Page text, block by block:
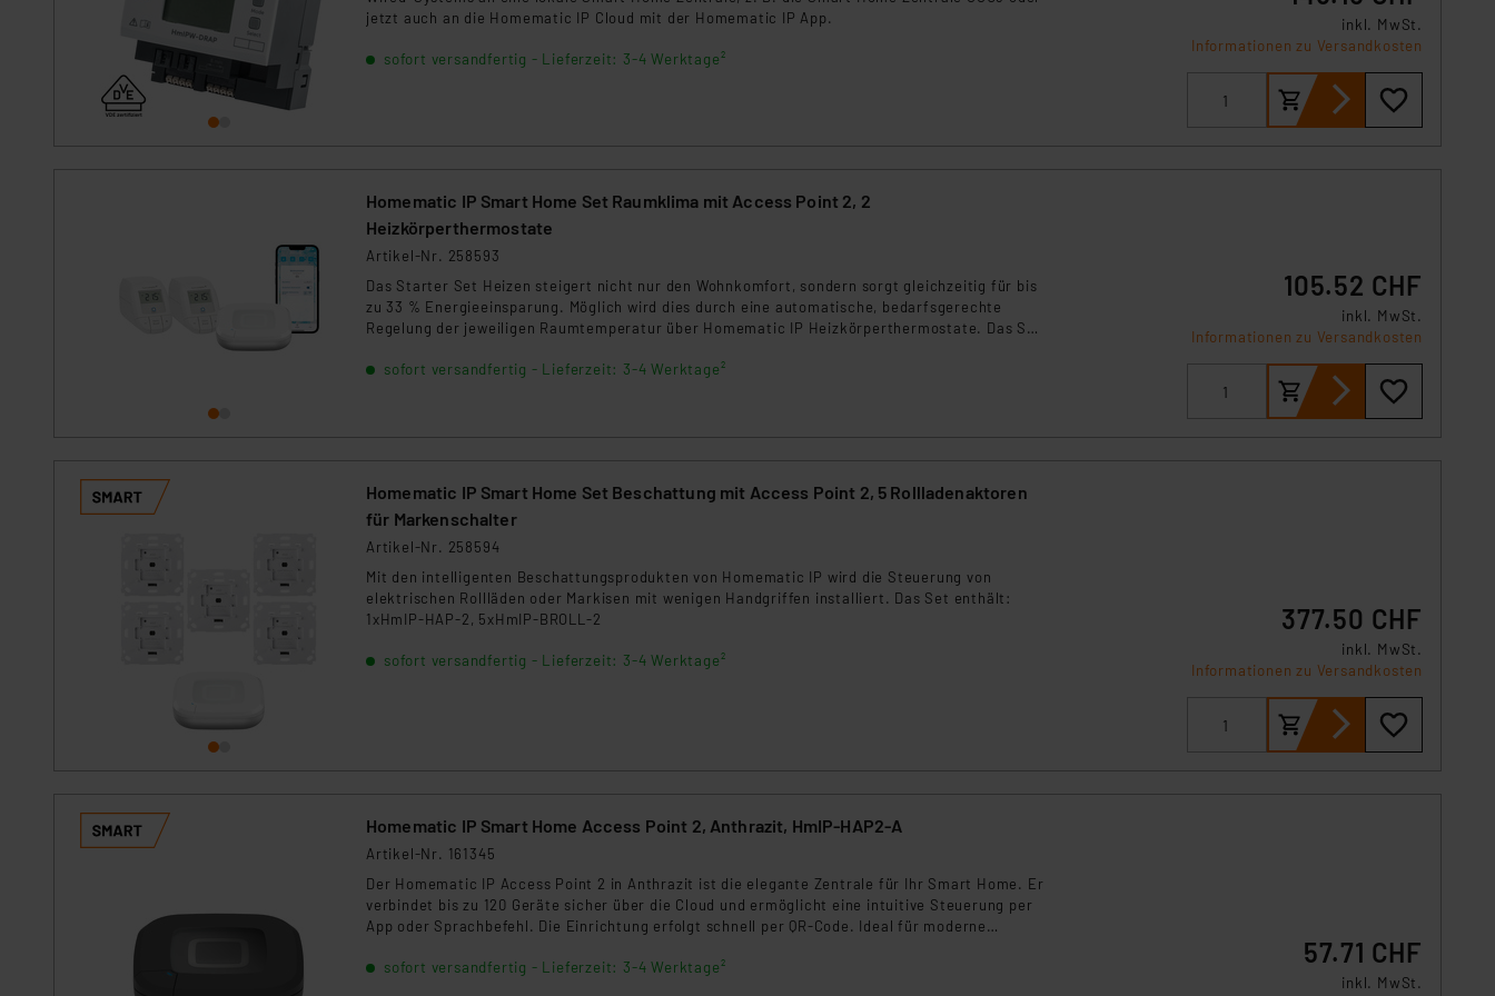
Für die USA besteht kein Angemessenheitsbeschluss der EU. Dies bedeutet, dass die USA als Land mit unzureichendem
Daten in Überwachungsprogrammen verarbeiten, ohne dass hiergegen Klagemöglichkeiten für Europäer bestehen.
Unsere Kooperation mit diesen Dienstleistern stützt sich auf die Standarddatenschutzklauseln der Europäischen
Kommission sowie einer eigenen Beurteilung der mit der Datenübermittlung, insbesondere der Art der übermittelten
Impressum | Datenschutzerklärung
jetzt auch an die Homematic IP Cloud mit der Homematic IP App.
sofort versandfertig - Lieferzeit: 3-4 Werktage²
inkl. MwSt.
Informationen zu Versandkosten
Homematic IP Smart Home Set Raumklima mit Access Point 2, 2
Heizkörperthermostate
Artikel-Nr. 258593
Das Starter Set Heizen steigert nicht nur den Wohnkomfort, sondern sorgt gleichzeitig für bis
zu 33 % Energieeinsparung. Möglich wird dies durch eine automatische, bedarfsgerechte
Regelung der jeweiligen Raumtemperatur über Homematic IP Heizkörperthermostate. Das Set
sofort versandfertig - Lieferzeit: 3-4 Werktage²
105.52 CHF
inkl. MwSt.
Informationen zu Versandkosten
Homematic IP Smart Home Set Beschattung mit Access Point 2, 5 Rollladenaktoren
für Markenschalter
Artikel-Nr. 258594
Mit den intelligenten Beschattungsprodukten von Homematic IP wird die Steuerung von
elektrischen Rollläden oder Markisen mit wenigen Handgriffen installiert. Das Set enthält:
1xHmIP-HAP-2, 5xHmIP-BROLL-2
sofort versandfertig - Lieferzeit: 3-4 Werktage²
377.50 CHF
inkl. MwSt.
Informationen zu Versandkosten
Homematic IP Smart Home Access Point 2, Anthrazit, HmIP-HAP2-A
Artikel-Nr. 161345
Der Homematic IP Access Point 2 in Anthrazit ist die elegante Zentrale für Ihr Smart Home. Er
verbindet bis zu 120 Geräte sicher über die Cloud und ermöglicht eine intuitive Steuerung per
App oder Sprachbefehl. Die Einrichtung erfolgt schnell per QR-Code. Ideal für moderne
sofort versandfertig - Lieferzeit: 3-4 Werktage²
57.71 CHF
inkl. MwSt.